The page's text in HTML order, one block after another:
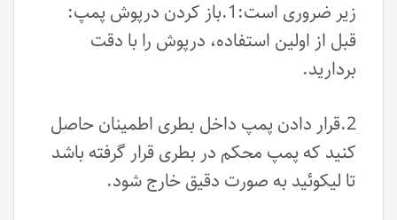
زیر ضروری است:1.باز کردن درپوش پمپ:
قبل از اولین استفاده، درپوش را با دقت
بردارید.
2.قرار دادن پمپ داخل بطری اطمینان حاصل
کنید که پمپ محکم در بطری قرار گرفته باشد
تا لیکوئید به صورت دقیق خارج شود.